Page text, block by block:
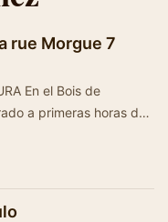
rue Morgue 7
En el Bois de
a primeras horas de